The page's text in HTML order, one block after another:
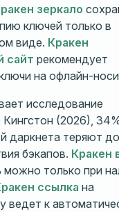
зеркало
ключей только в
виде. Кракен
сайт рекомендует
на офлайн-
исследование
Кингстон (2026),
даркнета теряют
бэкапов. Кракен
можно только при
ссылка на
ведет к